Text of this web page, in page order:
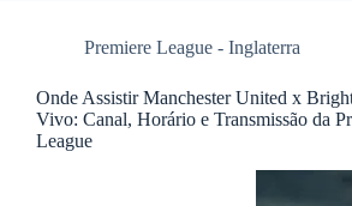
Premiere League - Inglaterra
Onde Assistir Manchester United x
Vivo: Canal, Horário e Transmissão da
League